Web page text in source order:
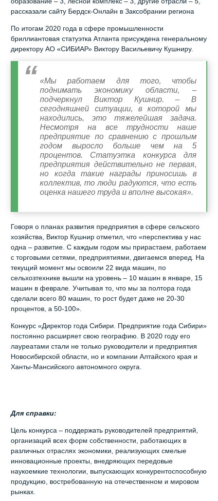
рассказали сайту Бердск-Онлайн в Заксобрании региона
По итогам 2020 года в сфере промышленности
бриллиантовая статуэтка Атланта присуждена генеральному
директору АО «СИБИАР» Виктору Васильевичу Кушниру.
«Мы работаем для того, чтобы
поднимать экономику области, –
подчеркнул Виктор Кушнир. – В
сегодняшней ситуации, в которой мы
находились, это тяжелейшая задача.
Несмотря на все трудности наше
предприятие по сравнению с прошлым
годом выросло больше чем на 5
процентов. Статуэтка конкурса для
предприятия действительно не первая,
но когда такие награды приносишь в
коллектив, то люди радуются, что есть
оценка нашего труда и вполне высокая».
Говоря о планах развития предприятия в сфере сельского
хозяйства, Виктор Кушнир отметил, что «перспектива у нас
одна – развитие. С каждым годом мы прирастаем, работаем
с торговыми сетями, предприятиями, двигаемся вперед. На
текущий момент мы освоили 22 вида машин, по
сельхозтехнике вышли на уровень – 10 машин в январе, 15
машин в феврале. Учитывая то, что мы за полтора года
сделали всего 80 машин, то рост будет даже не 20-30
процентов, а 50-100».
Конкурс «Директор года Сибири. Предприятие года Сибири»
постоянно расширяет свою географию. В 2020 году его
лауреатами стали не только руководители и предприятия
Новосибирской области, но и компании Алтайского края и
Ханты-Мансийского автономного округа.
Для справки:
Цель конкурса – поддержать руководителей предприятий,
организаций всех форм собственности, работающих в
различных отраслях экономики, реализующих смелые
инновационные проекты, внедряющих передовые
наукоемкие технологии, выпускающих конкурентоспособную
продукцию, востребованную на отечественном и мировом
рынках.